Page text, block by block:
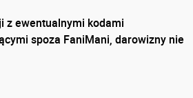
z ewentualnymi kodami
spoza FaniMani, darowizny nie